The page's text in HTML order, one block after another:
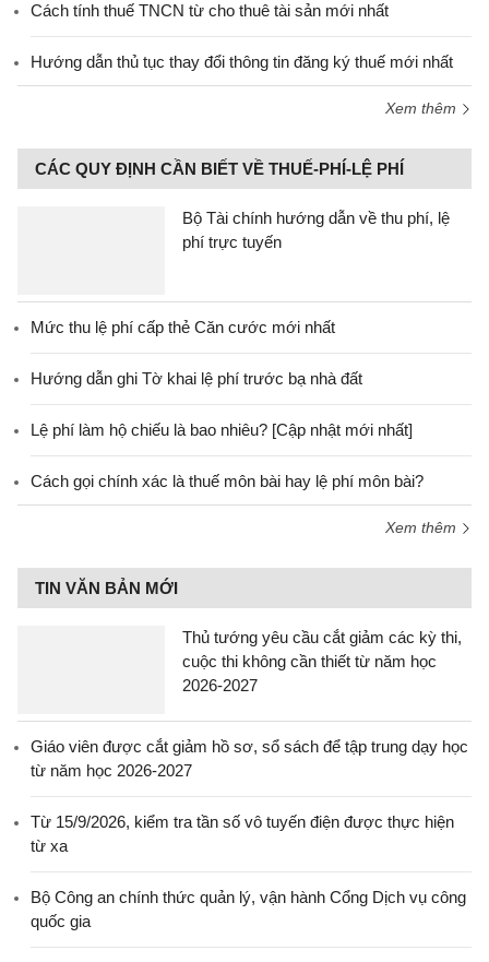
Cách tính thuế TNCN từ cho thuê tài sản mới nhất
Hướng dẫn thủ tục thay đổi thông tin đăng ký thuế mới nhất
Xem thêm
CÁC QUY ĐỊNH CẦN BIẾT VỀ THUẾ-PHÍ-LỆ PHÍ
Bộ Tài chính hướng dẫn về thu phí, lệ
phí trực tuyến
Mức thu lệ phí cấp thẻ Căn cước mới nhất
Hướng dẫn ghi Tờ khai lệ phí trước bạ nhà đất
Lệ phí làm hộ chiếu là bao nhiêu? [Cập nhật mới nhất]
Cách gọi chính xác là thuế môn bài hay lệ phí môn bài?
Xem thêm
TIN VĂN BẢN MỚI
Thủ tướng yêu cầu cắt giảm các kỳ thi,
cuộc thi không cần thiết từ năm học
2026-2027
Giáo viên được cắt giảm hồ sơ, sổ sách để tập trung dạy học
từ năm học 2026-2027
Từ 15/9/2026, kiểm tra tần số vô tuyến điện được thực hiện
từ xa
Bộ Công an chính thức quản lý, vận hành Cổng Dịch vụ công
quốc gia